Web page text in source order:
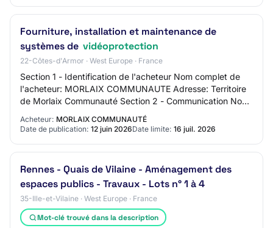
Fourniture, installation et maintenance de
systèmes de vidéoprotection
22-Côtes-d'Armor · West Europe · France
Section 1 - Identification de l'acheteur Nom complet de
l'acheteur: MORLAIX COMMUNAUTE Adresse: Territoire
de Morlaix Communauté Section 2 - Communication Nom
du contact: Service Commande publique Ad…
Acheteur: MORLAIX COMMUNAUTÉ
Date de publication: 12 juin 2026Date limite: 16 juil. 2026
Rennes - Quais de Vilaine - Aménagement des
espaces publics - Travaux - Lots n° 1 à 4
35-Ille-et-Vilaine · West Europe · France
Mot-clé trouvé dans la description